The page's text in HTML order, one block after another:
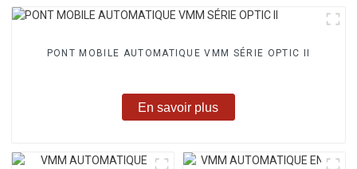
PONT MOBILE AUTOMATIQUE VMM SÉRIE OPTIC II
En savoir plus